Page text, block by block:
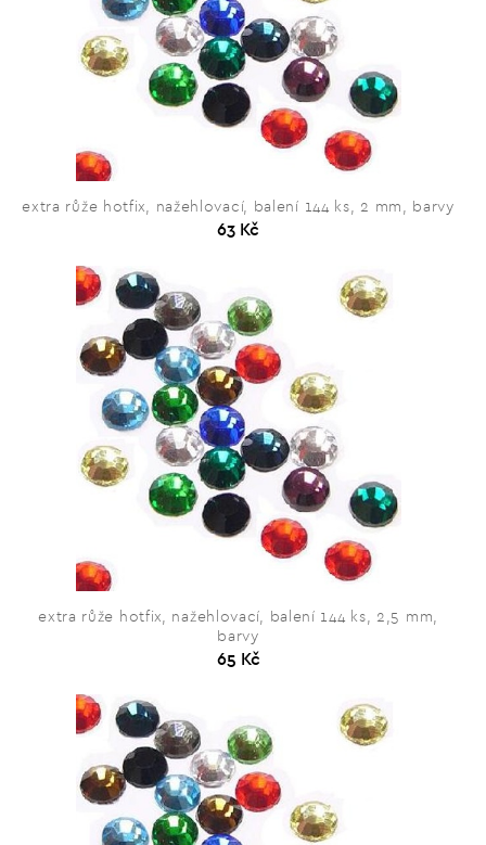
extra růže hotfix, nažehlovací, balení 144 ks, 2 mm, barvy
63 Kč
extra růže hotfix, nažehlovací, balení 144 ks, 2,5 mm,
barvy
65 Kč